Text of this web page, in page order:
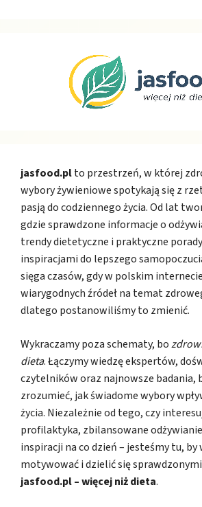
jasfood.plto przestrzeń, w której
wybory żywieniowe spotykają się z
pasją do codziennego życia. Od lat
gdzie sprawdzone informacje o
trendy dietetyczne i praktyczne
inspiracjami do lepszego
sięga czasów, gdy w polskim
wiarygodnych źródeł na temat
dlatego postanowiliśmy to zmienić.
Wykraczamy poza schematy, bo
dieta. Łączymy wiedzę ekspertów,
czytelników oraz najnowsze badania,
zrozumieć, jak świadome wybory
życia. Niezależnie od tego, czy
profilaktyka, zbilansowane
inspiracji na co dzień – jesteśmy tu, by
motywować i dzielić się
jasfood.pl – więcej niż dieta.